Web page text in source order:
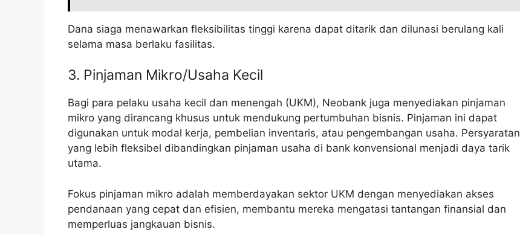
Dana siaga menawarkan fleksibilitas tinggi karena dapat ditarik dan dilunasi berulang kali
selama masa berlaku fasilitas.
3. Pinjaman Mikro/Usaha Kecil
Bagi para pelaku usaha kecil dan menengah (UKM), Neobank juga menyediakan pinjaman
mikro yang dirancang khusus untuk mendukung pertumbuhan bisnis. Pinjaman ini dapat
digunakan untuk modal kerja, pembelian inventaris, atau pengembangan usaha. Persyaratan
yang lebih fleksibel dibandingkan pinjaman usaha di bank konvensional menjadi daya tarik
utama.
Fokus pinjaman mikro adalah memberdayakan sektor UKM dengan menyediakan akses
pendanaan yang cepat dan efisien, membantu mereka mengatasi tantangan finansial dan
memperluas jangkauan bisnis.